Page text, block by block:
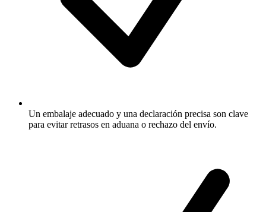
Un embalaje adecuado y una declaración precisa son clave
para evitar retrasos en aduana o rechazo del envío.